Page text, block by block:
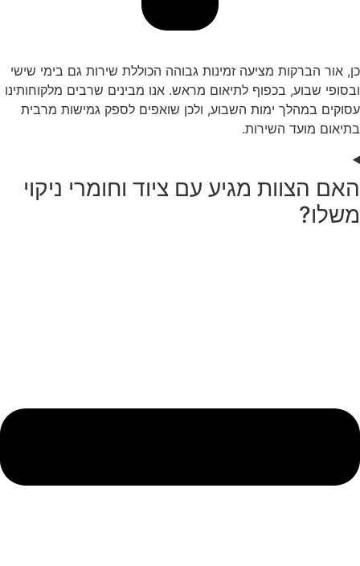
כן, אור הברקות מציעה זמינות גבוהה הכוללת שירות גם בימי שישי
ובסופי שבוע, בכפוף לתיאום מראש. אנו מבינים שרבים מלקוחותינו
עסוקים במהלך ימות השבוע, ולכן שואפים לספק גמישות מרבית
בתיאום מועד השירות.
האם הצוות מגיע עם ציוד וחומרי ניקוי
משלו?